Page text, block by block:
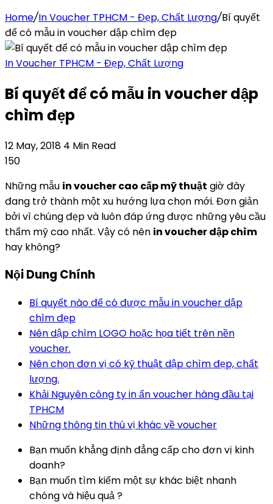
Home/In Voucher TPHCM - Đẹp, Chất Lượng/Bí quyết
để có mẫu in voucher dập chìm đẹp
In Voucher TPHCM - Đẹp, Chất Lượng
Bí quyết để có mẫu in voucher dập
chìm đẹp
12 May, 2018 4 Min Read
150
Những mẫu in voucher cao cấp mỹ thuật giờ đây
đang trở thành một xu hướng lựa chọn mới. Đơn giản
bởi vì chúng đẹp và luôn đáp ứng được những yêu cầu
thẩm mỹ cao nhất. Vậy có nên in voucher dập chìm
hay không?
Nội Dung Chính
Bí quyết nào để có được mẫu in voucher dập
chìm đẹp
Nên dập chìm LOGO hoặc họa tiết trên nền
voucher.
Nên chọn đơn vị có kỹ thuật dập chìm đẹp, chất
lượng.
Khải Nguyên công ty in ấn voucher hàng đầu tại
TPHCM
Những thông tin thú vị khác về voucher
Bạn muốn khẳng định đẳng cấp cho đơn vị kinh
doanh?
Bạn muốn tìm kiếm một sự khác biệt nhanh
chóng và hiệu quả ?